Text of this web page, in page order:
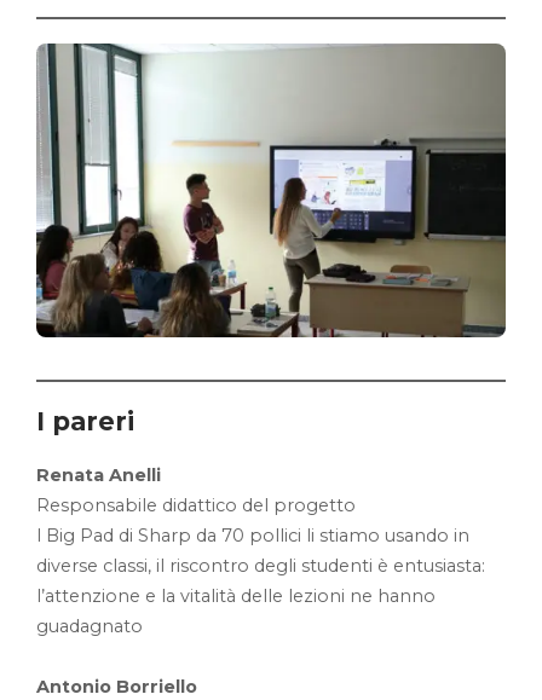
I pareri
Renata Anelli
Responsabile didattico del progetto
l Big Pad di Sharp da 70 pollici li stiamo usando in
diverse classi, il riscontro degli studenti è entusiasta:
l’attenzione e la vitalità delle lezioni ne hanno
guadagnato
Antonio Borriello